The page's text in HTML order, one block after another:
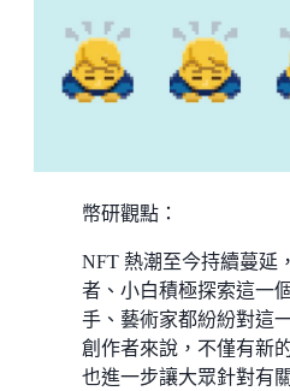
幣研觀點：
NFT 熱潮至今持續蔓延
者、小白積極探索這一
手、藝術家都紛紛對這
創作者來說，不僅有新
也進一步讓大眾針對有